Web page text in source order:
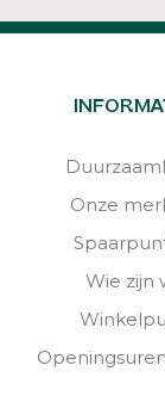
Onze
Wie zijn